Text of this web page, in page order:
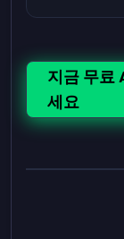
지금 무
세요